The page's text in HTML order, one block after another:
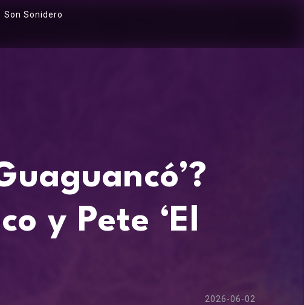
Son Sonidero
y Pete ‘El
2026-06-02